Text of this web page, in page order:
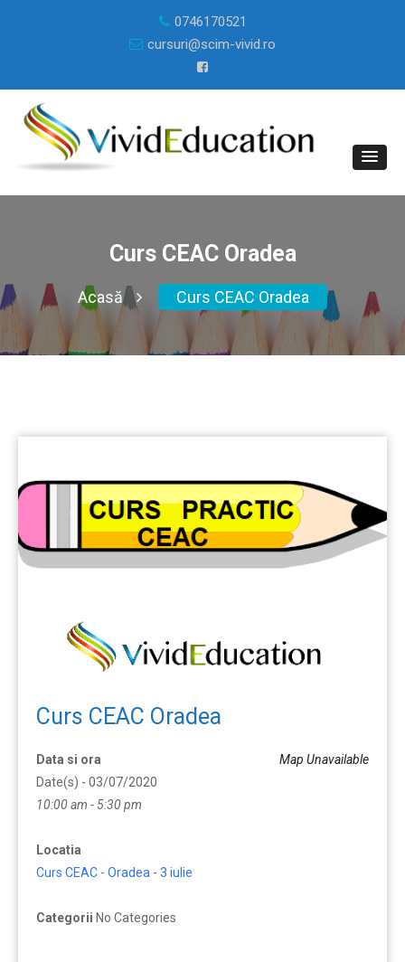
0746170521
cursuri@scim-vivid.ro
Curs CEAC Oradea
Acasă Curs CEAC Oradea
Curs CEAC Oradea
Map Unavailable
Data si ora
Date(s) - 03/07/2020
10:00 am - 5:30 pm
Locatia
Curs CEAC - Oradea - 3 iulie
Categorii No Categories